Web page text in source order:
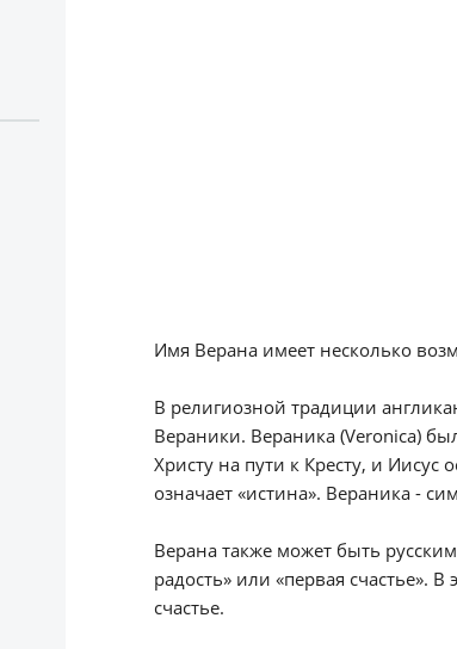
Имя Верана имеет несколько
В религиозной традиции
Вераники. Вераника (Veronica)
Христу на пути к Кресту, и Иисус
означает «истина». Вераника -
Верана также может быть
радость» или «первая счастье».
счастье.